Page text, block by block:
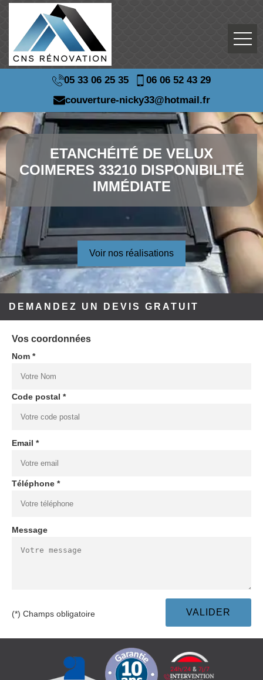
05 33 06 25 35
06 06 52 43 29
couverture-nicky33@hotmail.fr
ETANCHÉITÉ DE VELUX
COIMERES 33210 DISPONIBILITÉ
IMMÉDIATE
Voir nos réalisations
DEMANDEZ UN DEVIS GRATUIT
Vos coordonnées
Nom *
Code postal *
Email *
Téléphone *
Message
(*) Champs obligatoire